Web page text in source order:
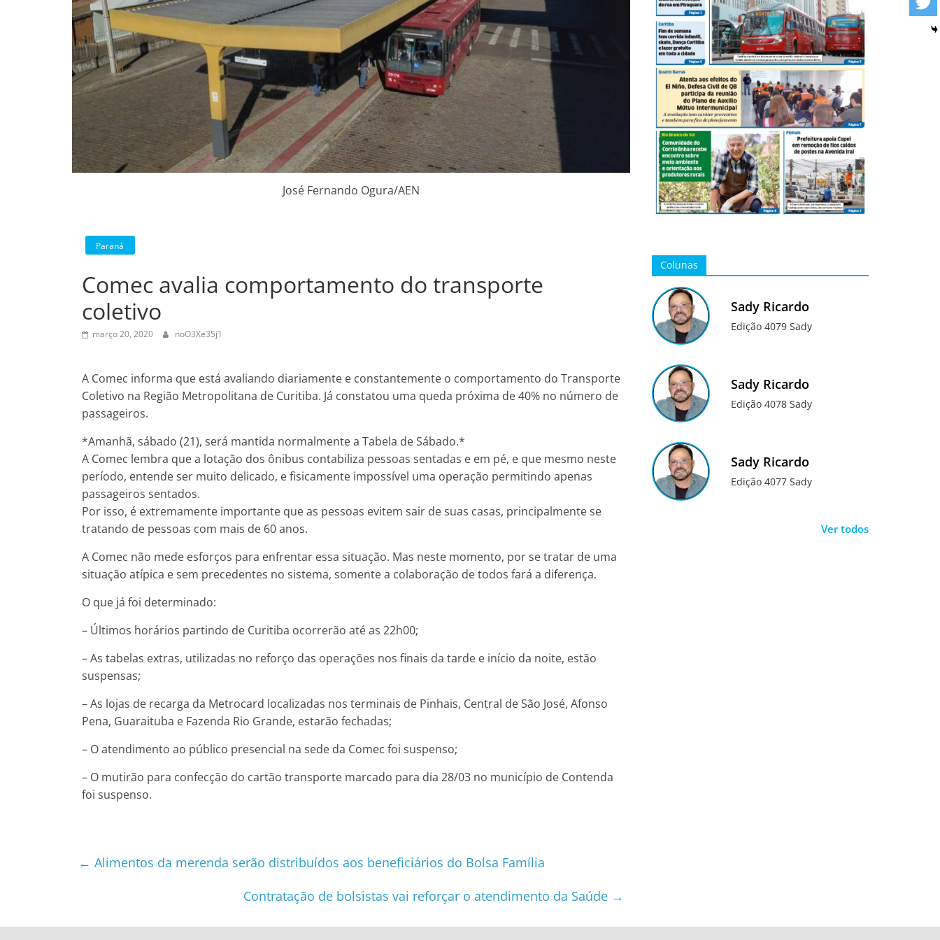
José Fernando Ogura/AEN
Paraná
Comec avalia comportamento do transporte
coletivo
março 20, 2020 noO3Xe35j1
A Comec informa que está avaliando diariamente e constantemente o comportamento do Transporte
Coletivo na Região Metropolitana de Curitiba. Já constatou uma queda próxima de 40% no número de
passageiros.
*Amanhã, sábado (21), será mantida normalmente a Tabela de Sábado.*
A Comec lembra que a lotação dos ônibus contabiliza pessoas sentadas e em pé, e que mesmo neste
período, entende ser muito delicado, e fisicamente impossível uma operação permitindo apenas
passageiros sentados.
Por isso, é extremamente importante que as pessoas evitem sair de suas casas, principalmente se
tratando de pessoas com mais de 60 anos.
A Comec não mede esforços para enfrentar essa situação. Mas neste momento, por se tratar de uma
situação atípica e sem precedentes no sistema, somente a colaboração de todos fará a diferença.
O que já foi determinado:
– Últimos horários partindo de Curitiba ocorrerão até as 22h00;
– As tabelas extras, utilizadas no reforço das operações nos finais da tarde e início da noite, estão
suspensas;
– As lojas de recarga da Metrocard localizadas nos terminais de Pinhais, Central de São José, Afonso
Pena, Guaraituba e Fazenda Rio Grande, estarão fechadas;
– O atendimento ao público presencial na sede da Comec foi suspenso;
– O mutirão para confecção do cartão transporte marcado para dia 28/03 no município de Contenda
foi suspenso.
← Alimentos da merenda serão distribuídos aos beneficiários do Bolsa Família
Contratação de bolsistas vai reforçar o atendimento da Saúde →
Colunas
Sady Ricardo
Edição 4079 Sady
Sady Ricardo
Edição 4078 Sady
Sady Ricardo
Edição 4077 Sady
Ver todos